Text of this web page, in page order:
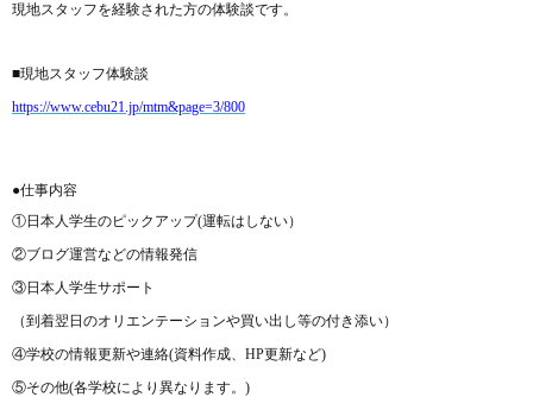
現地スタッフを経験された方の体験談です。
■現地スタッフ体験談
https://www.cebu21.jp/mtm&page=3/800
●仕事内容
①日本人学生のピックアップ(運転はしない）
②ブログ運営などの情報発信
③日本人学生サポート
（到着翌日のオリエンテーションや買い出し等の付き添い）
④学校の情報更新や連絡(資料作成、 HP更新など)
⑤その他(各学校により異なります。 )